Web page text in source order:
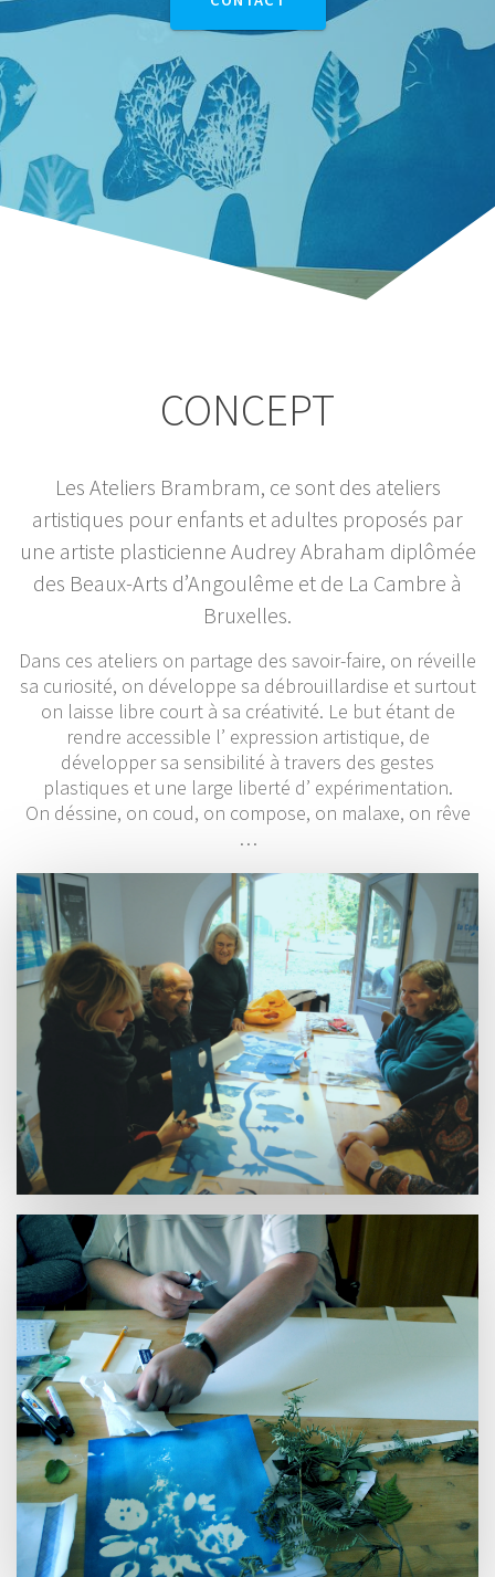
CONCEPT
Les Ateliers Brambram, ce sont des ateliers
artistiques pour enfants et adultes proposés par
une artiste plasticienne Audrey Abraham diplômée
des Beaux-Arts d’Angoulême et de La Cambre à
Bruxelles.
Dans ces ateliers on partage des savoir-faire, on réveille
sa curiosité, on développe sa débrouillardise et surtout
on laisse libre court à sa créativité. Le but étant de
rendre accessible l’ expression artistique, de
développer sa sensibilité à travers des gestes
plastiques et une large liberté d’ expérimentation.
On déssine, on coud, on compose, on malaxe, on rêve
…